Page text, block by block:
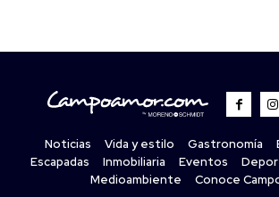
Noticias Vida y estilo Gastronomía
Escapadas
Inmobiliaria Eventos
Medioambiente
Conoce